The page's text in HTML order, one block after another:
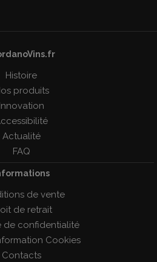
Histoire
produits
Innovation
Actualité
FAQ
de vente
de retrait
de confidentialité
Cookies
Contacts